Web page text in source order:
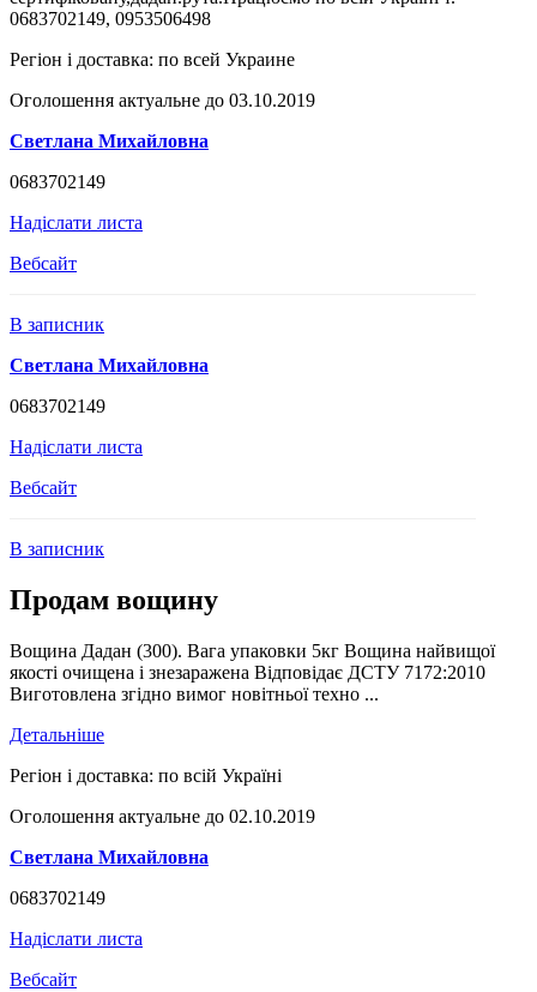
0683702149, 0953506498
Регіон і доставка: по всей Украине
Оголошення актуальне до 03.10.2019
Светлана Михайловна
0683702149
Надіслати листа
Вебсайт
В записник
Светлана Михайловна
0683702149
Надіслати листа
Вебсайт
В записник
Продам вощину
Вощина Дадан (300). Вага упаковки 5кг Вощина найвищої
якості очищена і знезаражена Відповідає ДСТУ 7172:2010
Виготовлена згідно вимог новітньої техно ...
Детальніше
Регіон і доставка: по всій Україні
Оголошення актуальне до 02.10.2019
Светлана Михайловна
0683702149
Надіслати листа
Вебсайт